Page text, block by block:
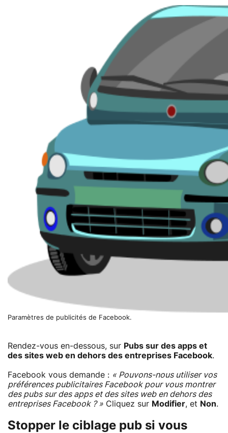
Paramètres de publicités de Facebook.
Rendez-vous en-dessous, sur Pubs sur des apps et
des sites web en dehors des entreprises Facebook.
Facebook vous demande : « Pouvons-nous utiliser vos
préférences publicitaires Facebook pour vous montrer
des pubs sur des apps et des sites web en dehors des
entreprises Facebook ? » Cliquez sur Modifier, et Non.
Stopper le ciblage pub si vous